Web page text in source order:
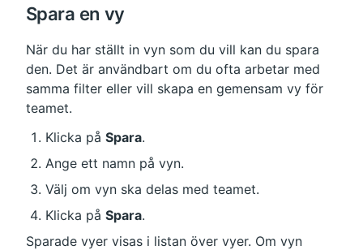
Spara en vy
När du har ställt in vyn som du vill kan du spara
den. Det är användbart om du ofta arbetar med
samma filter eller vill skapa en gemensam vy för
teamet.
Klicka på Spara.
Ange ett namn på vyn.
Välj om vyn ska delas med teamet.
Klicka på Spara.
Sparade vyer visas i listan över vyer. Om vyn